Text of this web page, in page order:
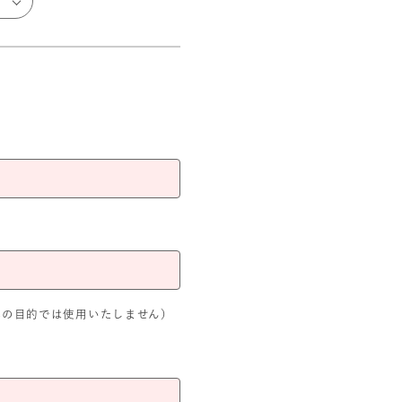
目的では使用いたしません）